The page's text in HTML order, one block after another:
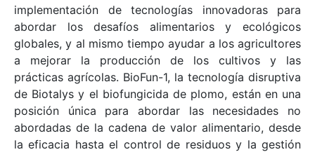
implementación de tecnologías innovadoras para
abordar los desafíos alimentarios y ecológicos
globales, y al mismo tiempo ayudar a los agricultores
a mejorar la producción de los cultivos y las
prácticas agrícolas. BioFun-1, la tecnología disruptiva
de Biotalys y el biofungicida de plomo, están en una
posición única para abordar las necesidades no
abordadas de la cadena de valor alimentario, desde
la eficacia hasta el control de residuos y la gestión